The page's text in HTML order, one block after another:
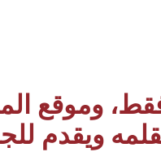
وموقع
ويقدم